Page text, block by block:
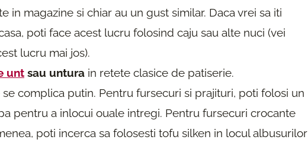
in magazine si chiar au un gust similar. Daca vrei sa iti
poti face acest lucru folosind caju sau alte nuci (vei
lucru mai jos).
unt sau untura in retete clasice de patiserie.
complica putin. Pentru fursecuri si prajituri, poti folosi un
pentru a inlocui ouale intregi. Pentru fursecuri crocante
poti incerca sa folosesti tofu silken in locul albusurilor